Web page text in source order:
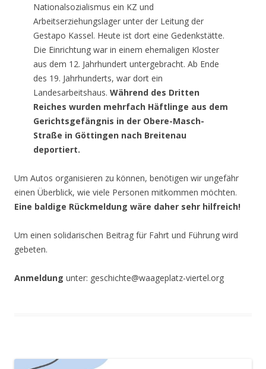
Nationalsozialismus ein KZ und
Arbeitserziehungslager unter der Leitung der
Gestapo Kassel. Heute ist dort eine Gedenkstätte.
Die Einrichtung war in einem ehemaligen Kloster
aus dem 12. Jahrhundert untergebracht. Ab Ende
des 19. Jahrhunderts, war dort ein
Landesarbeitshaus. Während des Dritten
Reiches wurden mehrfach Häftlinge aus dem
Gerichtsgefängnis in der Obere-Masch-
Straße in Göttingen nach Breitenau
deportiert.
Um Autos organisieren zu können, benötigen wir ungefähr
einen Überblick, wie viele Personen mitkommen möchten.
Eine baldige Rückmeldung wäre daher sehr hilfreich!
Um einen solidarischen Beitrag für Fahrt und Führung wird
gebeten.
Anmeldung unter: geschichte@waageplatz-viertel.org